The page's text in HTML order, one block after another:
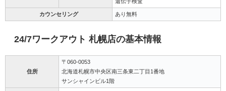
遺伝子検査
カウンセリング あり無料
24/7ワークアウト 札幌店の基本情報
住所
〒060-0053
北海道札幌市中央区南三条東二丁目1番地
サンシャインビル1階